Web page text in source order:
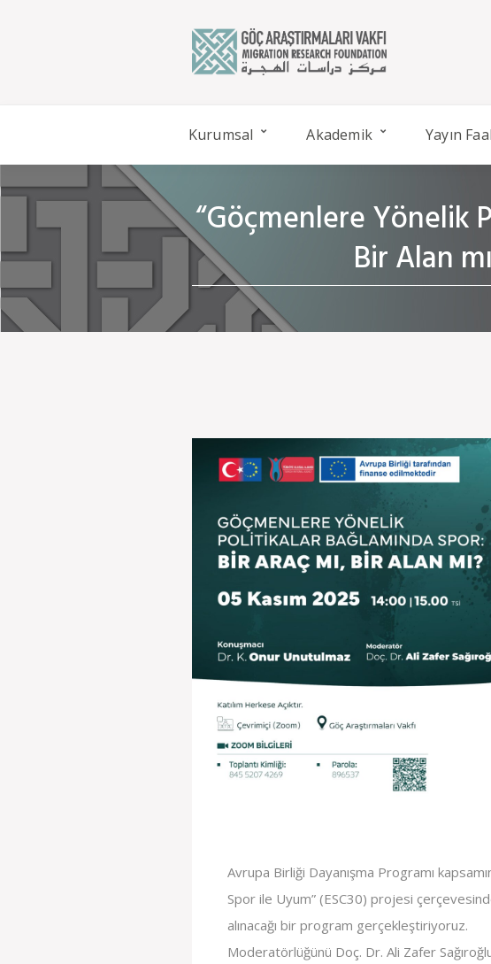
Kurumsal Akademik Yayın
“Göçmenlere Yönelik
Bir Alan
Avrupa Birliği Dayanışma Programı
Spor ile Uyum” (ESC30) projesi
alınacağı bir program gerçekleştiriyoruz.
Moderatörlüğünü Doç. Dr. Ali Zafer